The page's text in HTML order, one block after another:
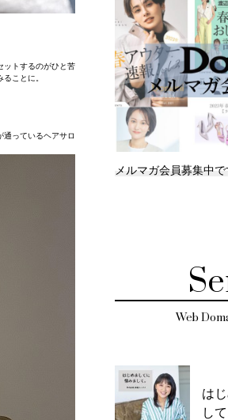
ットするのがひと苦
ことに。
通っているヘアサロ
メルマガ会員募集中で
Web
は
して